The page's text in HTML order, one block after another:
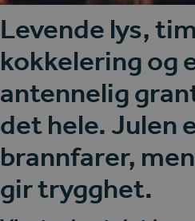
Levende lys,
kokkelering og
antennelig
det hele. Julen
brannfarer,
gir trygghet.